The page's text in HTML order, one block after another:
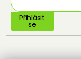
Přihlásit
se